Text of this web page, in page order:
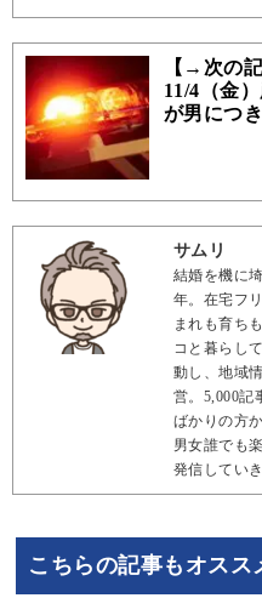
【→次の記
11/4（金
が男につ
サムリ
結婚を機に
年。在宅フ
まれも育ち
コと暮らし
動し、地域
営。5,000記
ばかりの方
男女誰でも
発信していき
こちらの記事もオスス